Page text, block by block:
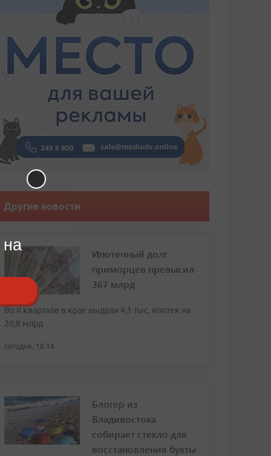
Другие новости
Ипотечный долг
приморцев превысил
367 млрд
Во II квартале в крае выдали 4,1 тыс. ипотек на
20,8 млрд
сегодня, 18:14
Блогер из
Владивостока
собирает стекло для
восстановления бухты